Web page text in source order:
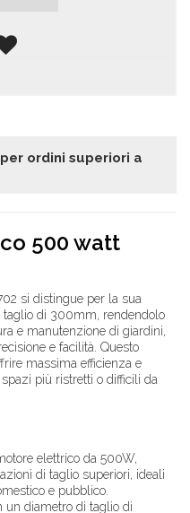
ordini superiori a
500 watt
si distingue per la sua
di 300mm, rendendolo
e manutenzione di giardini,
e facilità. Questo
massima efficienza e
più ristretti o difficili da
elettrico da 500W,
di taglio superiori, ideali
e pubblico.
un diametro di taglio di